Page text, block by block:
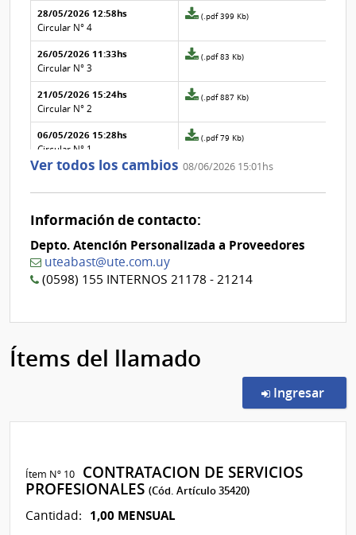
5
la
Nº
4
28/05/2026 12:58hs
Circular N° 4
Archivo
de
la
Nº
3
(.pdf 399 Kb)
26/05/2026 11:33hs
Circular N° 3
Archivo
de
la
Nº
2
(.pdf 83 Kb)
21/05/2026 15:24hs
Circular N° 2
Archivo
de
la
Nº
(.pdf 887 Kb)
06/05/2026 15:28hs
Circular N° 1
Archivo
de
0
(.pdf 79 Kb)
Ver todos los cambios 08/06/2026 15:01hs
Información de contacto:
Depto. Atención Personalizada a Proveedores
uteabast@ute.com.uy
(0598) 155 INTERNOS 21178 - 21214
Ítems del llamado
Ingresar
Ítem Nº 10
CONTRATACION DE SERVICIOS
PROFESIONALES(Cód. Artículo 35420)
Cantidad: 1,00 MENSUAL